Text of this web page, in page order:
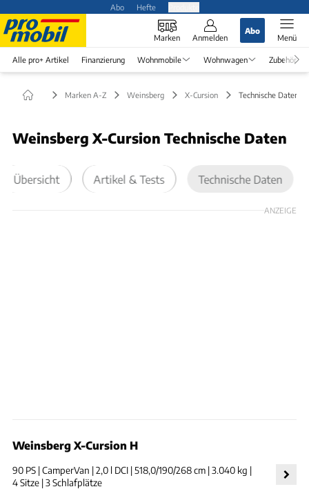
Abo Hefte
Marken Anmelden
Abo
Menü
Alle pro+ Artikel Finanzierung Wohnmobile Wohnwagen Zubehör
Marken A-Z Weinsberg X-Cursion Technische Daten
Weinsberg X-Cursion Technische Daten
Übersicht Artikel & Tests Technische Daten
ANZEIGE
Weinsberg X-Cursion H
90 PS | CamperVan | 2,0 l DCI | 518,0/190/268 cm | 3.040 kg |
4 Sitze | 3 Schlafplätze